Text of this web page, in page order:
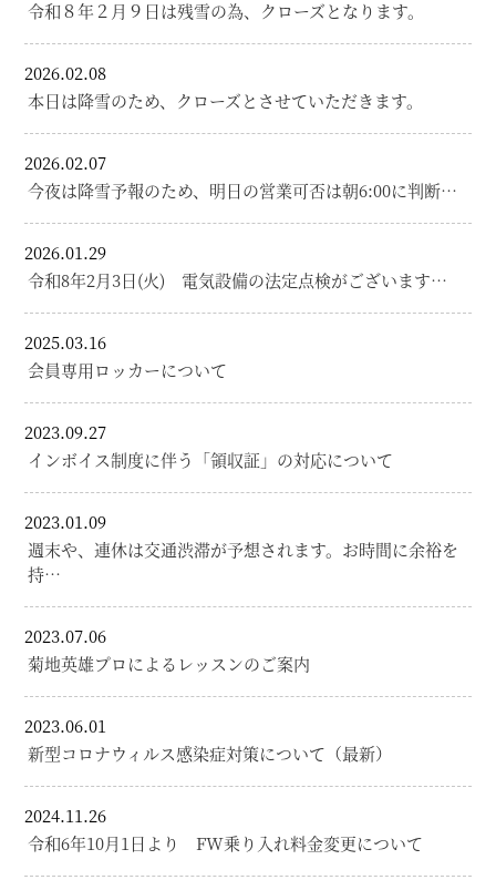
令和８年２月９日は残雪の為、クローズとなります。
2026.02.08
本日は降雪のため、クローズとさせていただきます。
2026.02.07
今夜は降雪予報のため、明日の営業可否は朝6:00に判断…
2026.01.29
令和8年2月3日(火) 電気設備の法定点検がございます…
2025.03.16
会員専用ロッカーについて
2023.09.27
インボイス制度に伴う「領収証」の対応について
2023.01.09
週末や、連休は交通渋滞が予想されます。お時間に余裕を
持…
2023.07.06
菊地英雄プロによるレッスンのご案内
2023.06.01
新型コロナウィルス感染症対策について（最新）
2024.11.26
令和6年10月1日より FW乗り入れ料金変更について